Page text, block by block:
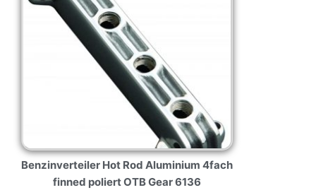
Benzinverteiler Hot Rod Aluminium 4fach
finned poliert OTB Gear 6136